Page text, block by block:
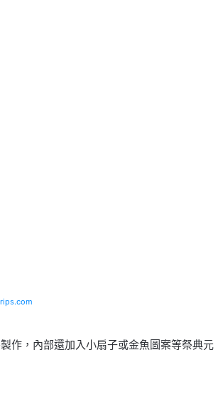
作，內部還加入小扇子或金魚圖案等祭典元